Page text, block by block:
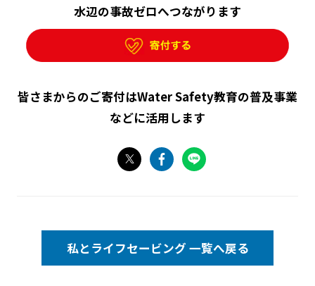
水辺の事故ゼロへつながります
皆さまからのご寄付はWater Safety教育の普及事業
などに活用します
私とライフセービング 一覧へ戻る